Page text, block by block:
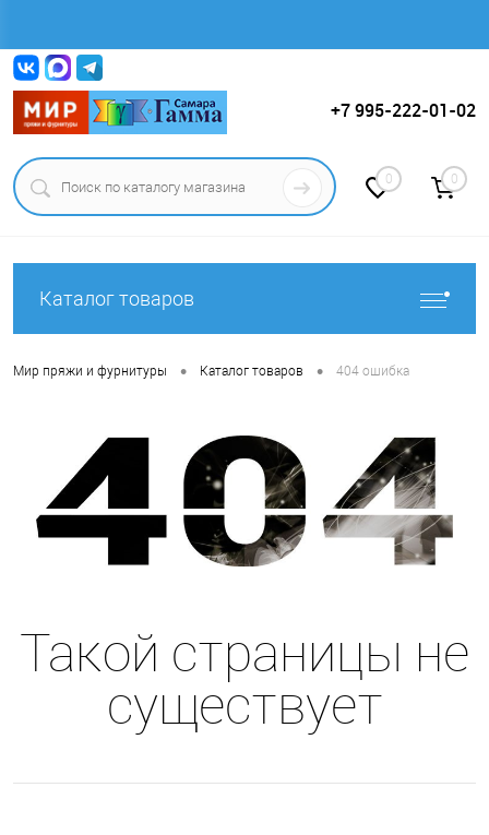
+7 995-222-01-02
0 0
Каталог товаров
Мир пряжи и фурнитуры • Каталог товаров • 404 ошибка
Такой страницы не
существует